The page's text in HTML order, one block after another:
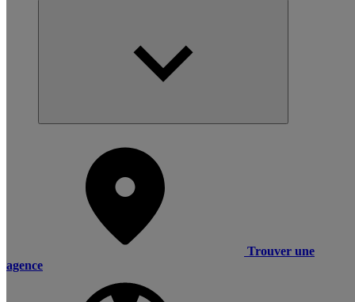
Trouver une
agence